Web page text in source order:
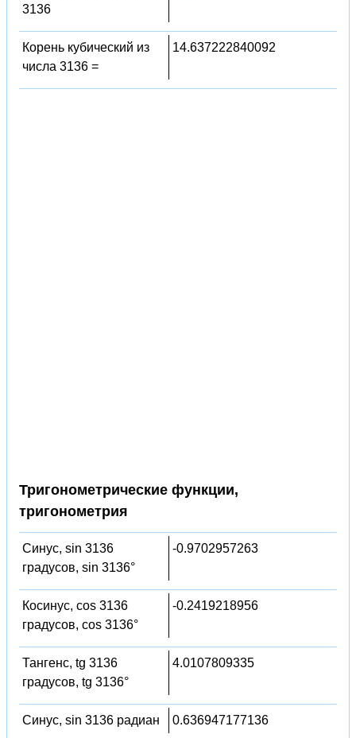
3136
Корень кубический из
числа 3136 =
14.637222840092
Тригонометрические функции,
тригонометрия
Синус, sin 3136
градусов, sin 3136°
-0.9702957263
Косинус, cos 3136
градусов, cos 3136°
-0.2419218956
Тангенс, tg 3136
градусов, tg 3136°
4.0107809335
Синус, sin 3136 радиан 0.636947177136